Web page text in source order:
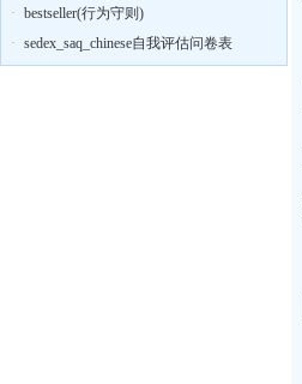
· bestseller(行为守则)
· sedex_saq_chinese自我评估问卷表